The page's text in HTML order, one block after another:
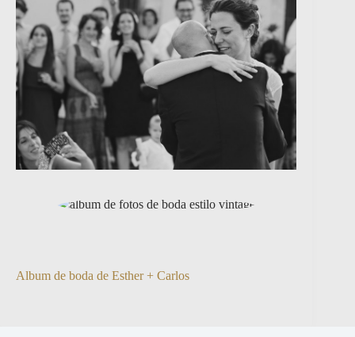
Album de boda de Esther + Carlos